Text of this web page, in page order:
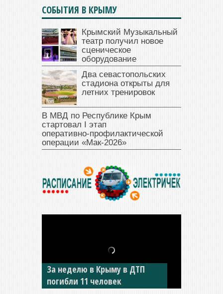
СОБЫТИЯ В КРЫМУ
Крымский Музыкальный
театр получил новое
сценическое
оборудование
Два севастопольских
стадиона открыты для
летних тренировок
В МВД по Республике Крым
стартовал I этап
оперативно‑профилактической
операции «Мак‑2026»
За неделю в Крыму в ДТП
погибли 11 человек
В Джанкое водитель ВАЗа
сбил двух детей на «зебре»